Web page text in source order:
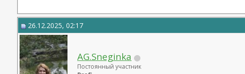
26.12.2025, 02:17
AG.Sneginka
Постоянный участник